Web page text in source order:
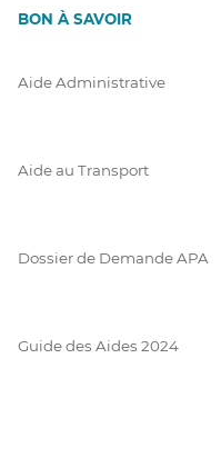
BON À SAVOIR
Aide Administrative
Aide au Transport
Dossier de Demande APA
Guide des Aides 2024